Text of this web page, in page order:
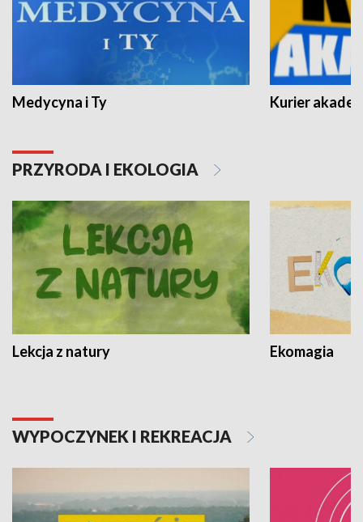
Medycyna i Ty Kurier
PRZYRODA I EKOLOGIA
Lekcja z natury Ekomagia
WYPOCZYNEK I REKREACJA